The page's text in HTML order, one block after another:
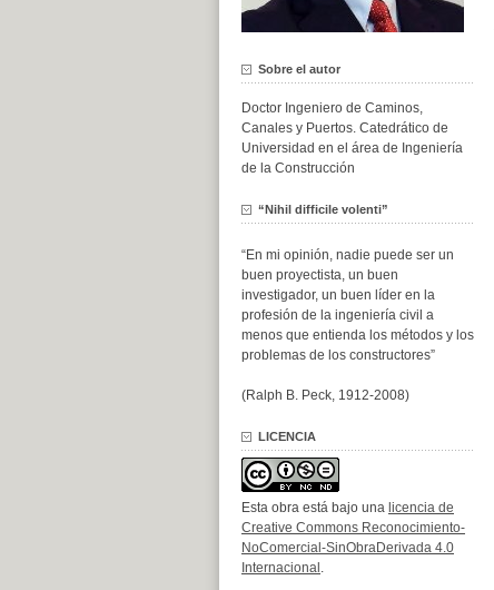
Sobre el autor
Doctor Ingeniero de Caminos,
Canales y Puertos. Catedrático de
Universidad en el área de Ingeniería
de la Construcción
“Nihil difficile volenti”
“En mi opinión, nadie puede ser un
buen proyectista, un buen
investigador, un buen líder en la
profesión de la ingeniería civil a
menos que entienda los métodos y los
problemas de los constructores”
(Ralph B. Peck, 1912-2008)
LICENCIA
Esta obra está bajo una licencia de
Creative Commons Reconocimiento-
NoComercial-SinObraDerivada 4.0
Internacional .